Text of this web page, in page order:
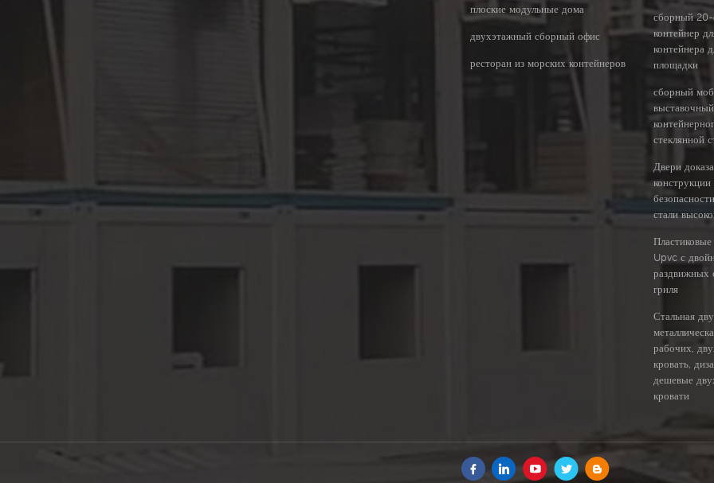
плоские модульные дома
двухэтажный сборный офис
ресторан из морских контейнеров
сборный
контейнер
контейнера
площадки
сборный
стеклянной
Двери
конструкции
стали
Upvc с
раздвижных
гриля
Стальная
рабочих,
кровать,
дешевые
кровати